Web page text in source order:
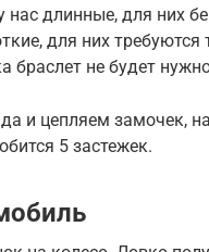
длинные, для них
для них требуются
не будет
и цепляем замочек,
5 застежек.